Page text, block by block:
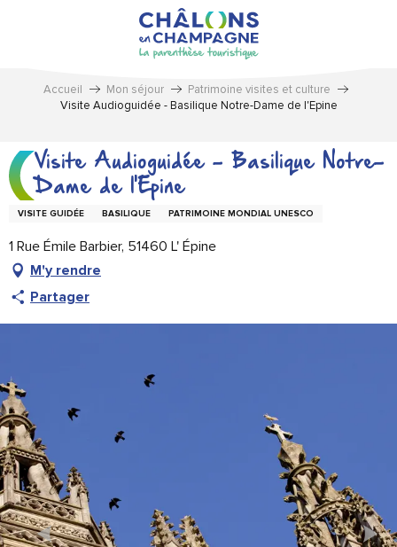
Accueil Mon séjour
Patrimoine visites et culture
Visite Audioguidée - Basilique Notre-Dame de l'Epine
Visite Audioguidée - Basilique Notre-
Dame de l'Epine
VISITE GUIDÉE BASILIQUE PATRIMOINE MONDIAL UNESCO
1 Rue Émile Barbier, 51460 L' Épine
M'y rendre
Partager